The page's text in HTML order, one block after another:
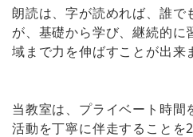
朗読は、字が読めれば、誰で
が、基礎から学び、継続的に
域まで力を伸ばすことが出来
当教室は、プライベート時間
活動を丁寧に伴走することを